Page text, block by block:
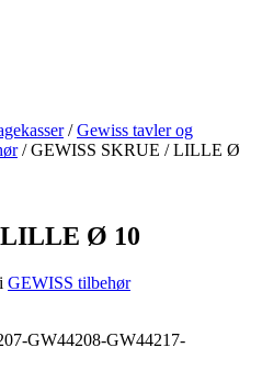
/Gewiss tavler og
/ GEWISS SKRUE / LILLE Ø
LILLE Ø 10
GEWISS tilbehør
GW44208-GW44217-